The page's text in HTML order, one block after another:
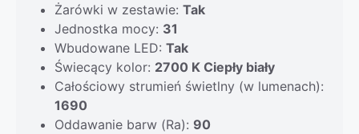
Żarówki w zestawie: Tak
Jednostka mocy: 31
Wbudowane LED: Tak
Świecący kolor: 2700 K Ciepły biały
Całościowy strumień świetlny (w lumenach):
1690
Oddawanie barw (Ra): 90